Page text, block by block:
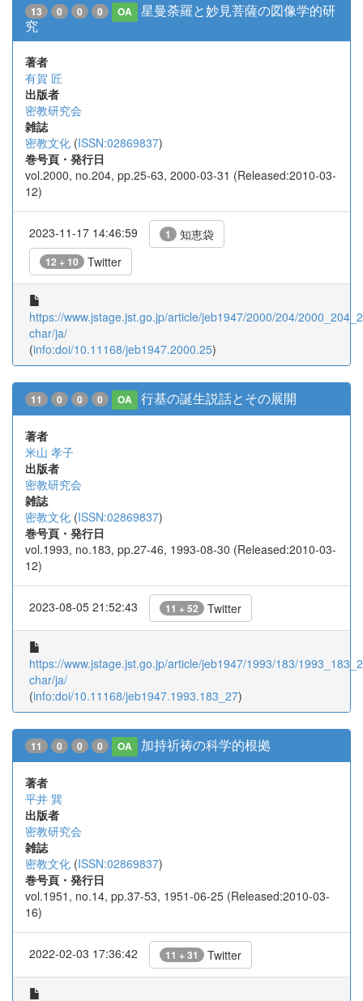
13 0 0 0 OA
星曼荼羅と妙見菩薩の図像学的研
究
著者
有賀 匠
出版者
密教研究会
雑誌
密教文化 (ISSN:02869837)
巻号頁・発行日
vol.2000, no.204, pp.25-63, 2000-03-31 (Released:2010-03-
12)
2023-11-17 14:46:59 1 知恵袋
12 + 10 Twitter
https://www.jstage.jst.go.jp/article/jeb1947/2000/204/
char/ja/
(info:doi/10.11168/jeb1947.2000.25)
11 0 0 0 OA 行基の誕生説話とその展開
著者
米山 孝子
出版者
密教研究会
雑誌
密教文化 (ISSN:02869837)
巻号頁・発行日
vol.1993, no.183, pp.27-46, 1993-08-30 (Released:2010-03-
12)
2023-08-05 21:52:43 11 + 52 Twitter
https://www.jstage.jst.go.jp/article/jeb1947/1993/183/
char/ja/
(info:doi/10.11168/jeb1947.1993.183_27)
11 0 0 0 OA 加持祈祷の科学的根拠
著者
平井 巽
出版者
密教研究会
雑誌
密教文化 (ISSN:02869837)
巻号頁・発行日
vol.1951, no.14, pp.37-53, 1951-06-25 (Released:2010-03-
16)
2022-02-03 17:36:42 11 + 31 Twitter